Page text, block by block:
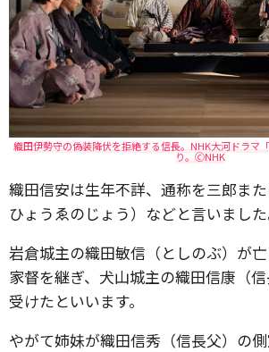
織田伊勢守の偽装降伏を拒絶する信長。NHK大河ドラマ
り。🄫NHK
織田信安は生年不詳、通称を三郎ま
ひょうゑのじょう）などと言いました
岩倉城主の織田敏信（としのぶ）が
家督を継ぎ、犬山城主の織田信康（
受けたといいます。
やがて姉妹が織田信秀（信長父）の側